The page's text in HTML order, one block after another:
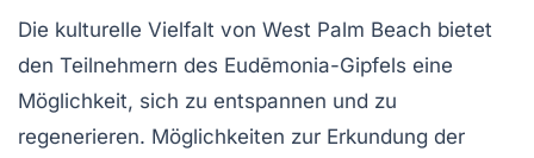
Die kulturelle Vielfalt von West Palm Beach bietet
den Teilnehmern des Eudēmonia-Gipfels eine
Möglichkeit, sich zu entspannen und zu
regenerieren. Möglichkeiten zur Erkundung der